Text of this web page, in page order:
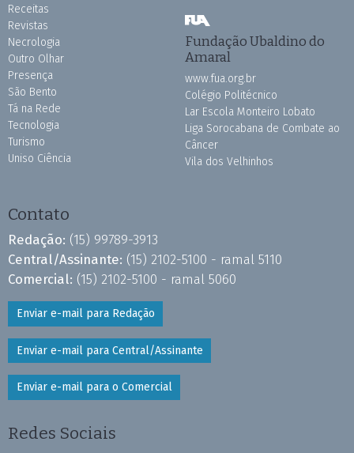
Receitas
Revistas
Necrologia
Outro Olhar
Presença
São Bento
Tá na Rede
Tecnologia
Turismo
Uniso Ciência
Fundação Ubaldino do
Amaral
www.fua.org.br
Colégio Politécnico
Lar Escola Monteiro Lobato
Liga Sorocabana de Combate ao
Câncer
Vila dos Velhinhos
Contato
Redação: (15) 99789-3913
Central/Assinante: (15) 2102-5100 - ramal 5110
Comercial: (15) 2102-5100 - ramal 5060
Enviar e-mail para Redação
Enviar e-mail para Central/Assinante
Enviar e-mail para o Comercial
Redes Sociais